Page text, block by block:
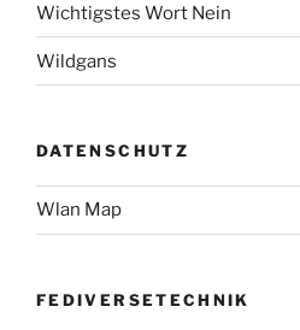
Wichtigstes Wort Nein
Wildgans
DATENSCHUTZ
Wlan Map
FEDIVERSETECHNIK